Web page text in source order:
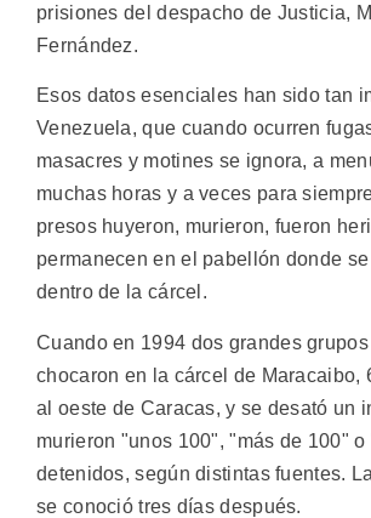
prisiones del despacho de Justicia,
Fernández.
Esos datos esenciales han sido tan
Venezuela, que cuando ocurren
masacres y motines se ignora, a
muchas horas y a veces para
presos huyeron, murieron, fueron
permanecen en el pabellón donde
dentro de la cárcel.
Cuando en 1994 dos grandes
chocaron en la cárcel de Maracaibo,
al oeste de Caracas, y se desató un
murieron "unos 100", "más de 100" o
detenidos, según distintas fuentes.
se conoció tres días después.